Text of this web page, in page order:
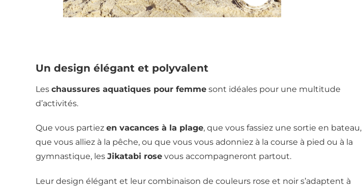
Un design élégant et polyvalent
Leschaussures aquatiques pour femme sont idéales pour une multitude
d’activités.
Que vous partiezen vacances à la plage, que vous fassiez une sortie en bateau,
que vous alliez à la pêche, ou que vous vous adonniez à la course à pied ou à la
gymnastique, lesJikatabi rose vous accompagneront partout.
Leur design élégant et leur combinaison de couleurs rose et noir s’adaptent à